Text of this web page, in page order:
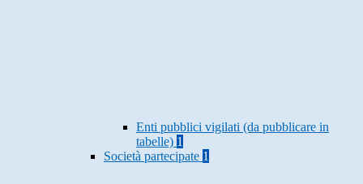
Enti pubblici vigilati (da pubblicare in
tabelle) 1
Società partecipate 1